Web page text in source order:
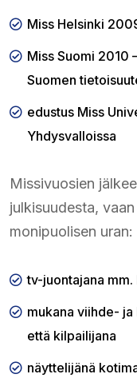
Miss Helsinki
Miss Suomi 2010
Suomen
edustus Miss
Yhdysvalloissa
Missivuosien
julkisuudesta,
monipuolisen uran:
tv-juontajana
mukana viihde-
että kilpailijana
näyttelijänä